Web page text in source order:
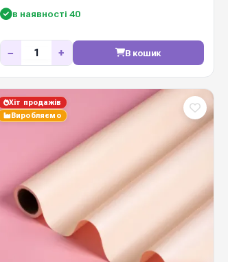
в наявності 40
− + В кошик
Хіт продажів
Виробляємо